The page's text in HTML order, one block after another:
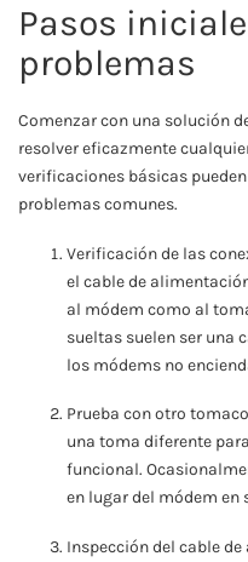
Pasos
problemas
Comenzar con una solución
resolver eficazmente
verificaciones básicas
problemas comunes.
Verificación de las
el cable de
al módem como al
sueltas suelen ser una
los módems no
Prueba con otro
una toma diferente
funcional.
en lugar del módem en
Inspección del cable